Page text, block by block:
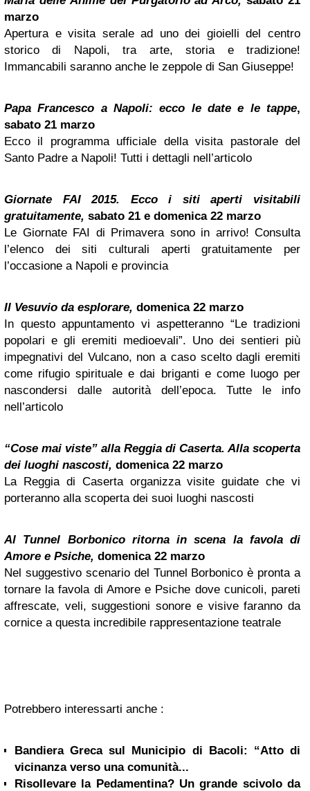
marzo
Apertura e visita serale ad uno dei gioielli del centro
storico di Napoli, tra arte, storia e tradizione!
Immancabili saranno anche le zeppole di San Giuseppe!
Papa Francesco a Napoli: ecco le date e le tappe,
sabato 21 marzo
Ecco il programma ufficiale della visita pastorale del
Santo Padre a Napoli! Tutti i dettagli nell’articolo
Giornate FAI 2015. Ecco i siti aperti visitabili
gratuitamente, sabato 21 e domenica 22 marzo
Le Giornate FAI di Primavera sono in arrivo! Consulta
l’elenco dei siti culturali aperti gratuitamente per
l’occasione a Napoli e provincia
Il Vesuvio da esplorare, domenica 22 marzo
In questo appuntamento vi aspetteranno “Le tradizioni
popolari e gli eremiti medioevali”. Uno dei sentieri più
impegnativi del Vulcano, non a caso scelto dagli eremiti
come rifugio spirituale e dai briganti e come luogo per
nascondersi dalle autorità dell’epoca. Tutte le info
nell’articolo
“Cose mai viste” alla Reggia di Caserta. Alla scoperta
dei luoghi nascosti, domenica 22 marzo
La Reggia di Caserta organizza visite guidate che vi
porteranno alla scoperta dei suoi luoghi nascosti
Al Tunnel Borbonico ritorna in scena la favola di
Amore e Psiche, domenica 22 marzo
Nel suggestivo scenario del Tunnel Borbonico è pronta a
tornare la favola di Amore e Psiche dove cunicoli, pareti
affrescate, veli, suggestioni sonore e visive faranno da
cornice a questa incredibile rappresentazione teatrale
Potrebbero interessarti anche :
Bandiera Greca sul Municipio di Bacoli: “Atto di
vicinanza verso una comunità...
Risollevare la Pedamentina? Un grande scivolo da